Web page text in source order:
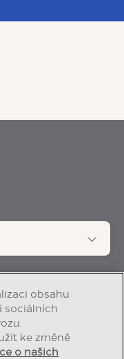
na soubory
in new window)
(opens in new window)
(opens in new window)
obsahu
sociálních
ke změně
o našich